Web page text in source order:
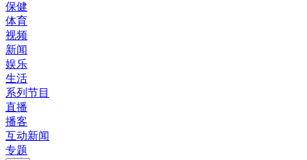
保健
体育
视频
新闻
娱乐
生活
系列节目
直播
播客
互动新闻
专题